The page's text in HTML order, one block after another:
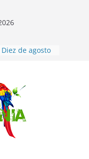
de agosto
cargos
que
«noviazgo»
años en
en cantón